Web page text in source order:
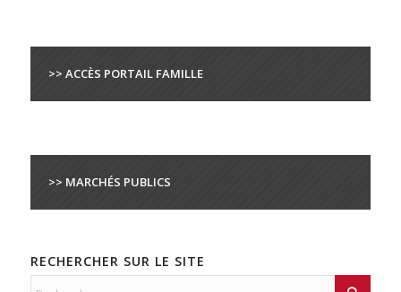
>> ACCÈS PORTAIL FAMILLE
>> MARCHÉS PUBLICS
RECHERCHER SUR LE SITE